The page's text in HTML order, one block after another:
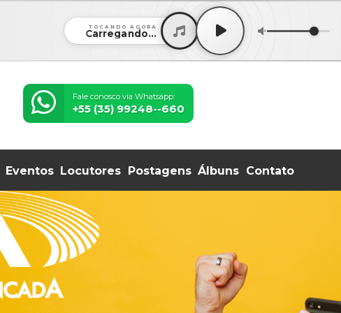
TOCANDO AGORA
Carregando...
Fale conosco via Whatsapp:
+55 (35) 99248--660
Eventos Locutores Postagens Álbuns Contato